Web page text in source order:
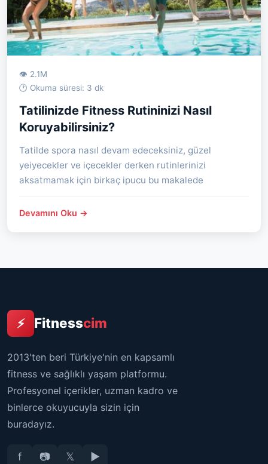
👁 2.1M
🕐 Okuma süresi: 3 dk
Tatilinizde Fitness Rutininizi Nasıl
Koruyabilirsiniz?
Tatilde spora nasıl devam edeceksiniz, güzel
yeiyecekler ve içecekler derken rutinlerinizi
aksatmamak için birkaç ipucu bu makalede
Devamını Oku →
⚡ Fitnesscim
2013'ten beri Türkiye'nin en kapsamlı
fitness ve sağlıklı yaşam platformu.
Profesyonel içerikler, uzman kadro ve
binlerce okuyucuyla sizin için
buradayız.
f 📷 𝕏 ▶